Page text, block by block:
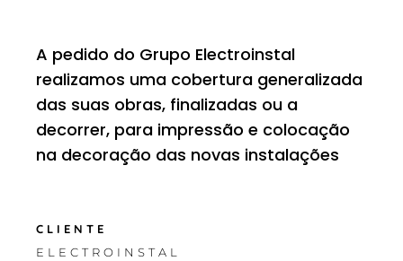
A pedido do Grupo Electroinstal
realizamos uma cobertura generalizada
das suas obras, finalizadas ou a
decorrer, para impressão e colocação
na decoração das novas instalações
CLIENTE
ELECTROINSTAL